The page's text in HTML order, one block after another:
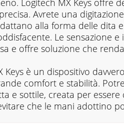
Logitech MX Keys offre
Avrete una
alla forma delle dita
Le sensazione
e offre soluzione che
Keys è un dispositivo
comfort e stabilità.
e sottile, creata per essere
che le mani adottino